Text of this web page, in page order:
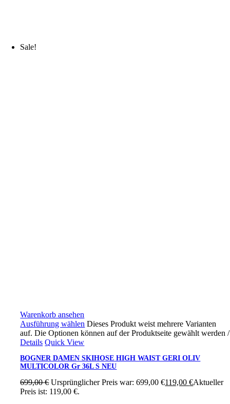
Sale!
Warenkorb ansehen
Ausführung wählen Dieses Produkt weist mehrere Varianten
auf. Die Optionen können auf der Produktseite gewählt werden/
Details Quick View
BOGNER DAMEN SKIHOSE HIGH WAIST GERI OLIV
MULTICOLOR Gr 36L S NEU
699,00€ Ursprünglicher Preis war: 699,00 €119,00€Aktueller
Preis ist: 119,00 €.